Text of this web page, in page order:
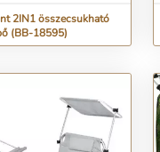
2IN1 összecsukható
(BB-18595)